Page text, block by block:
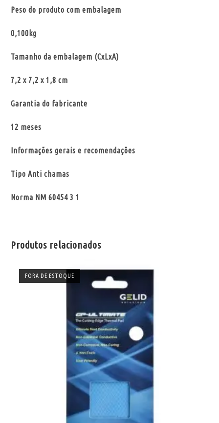
Peso do produto com embalagem
0,100kg
Tamanho da embalagem (CxLxA)
7,2 x 7,2 x 1,8 cm
Garantia do fabricante
12 meses
Informações gerais e recomendações
Tipo Anti chamas
Norma NM 60454 3 1
Produtos relacionados
FORA DE ESTOQUE